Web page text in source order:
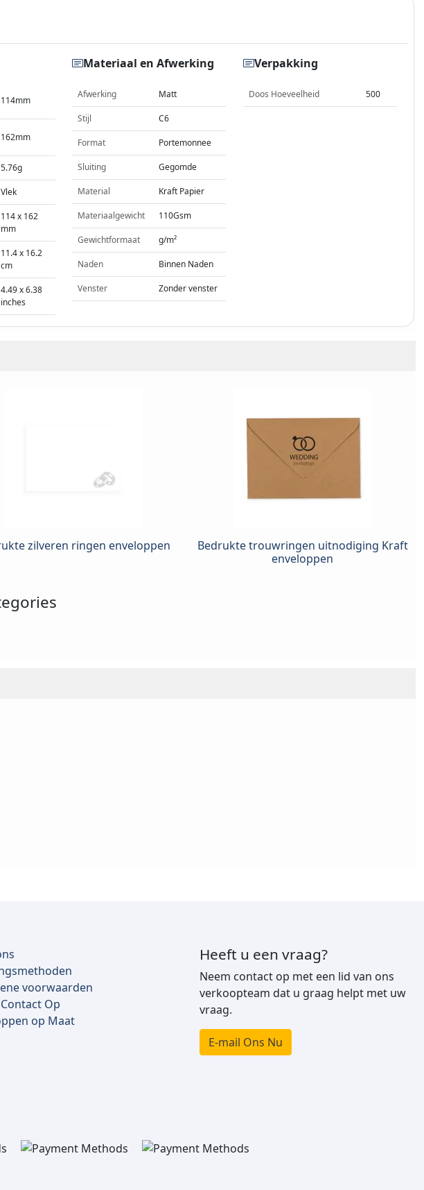
114mm
162mm
5.76g
Vlek
114 x 162
mm
11.4 x 16.2
cm
4.49 x 6.38
inches
Materiaal en Afwerking
Afwerking Matt
Stijl C6
Format Portemonnee
Sluiting Gegomde
Material Kraft Papier
Materiaalgewicht 110Gsm
Gewichtformaat g/m²
Naden Binnen Naden
Venster Zonder venster
Verpakking
Doos Hoeveelheid 500
zilveren ringen enveloppen
Bedrukte trouwringen uitnodiging Kraft
enveloppen
voorwaarden
Op
op Maat
Heeft u een vraag?
Neem contact op met een lid van ons
verkoopteam dat u graag helpt met uw
vraag.
E-mail Ons Nu